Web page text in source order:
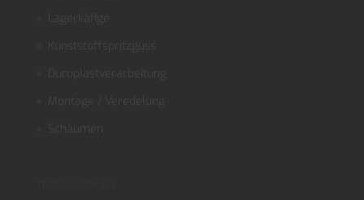
Lagerkäfige
Kunststoffspritzguss
Duroplastverarbeitung
Montage / Veredelung
Schäumen